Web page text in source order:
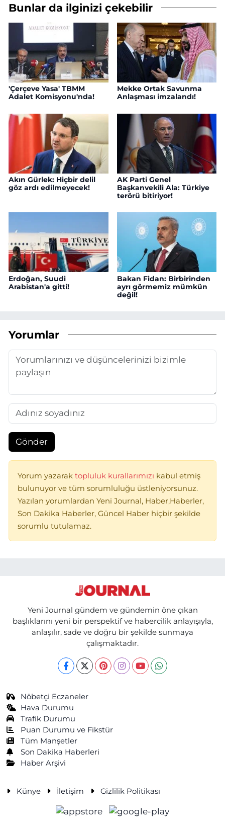
Bunlar da ilginizi çekebilir
'Çerçeve Yasa' TBMM
Adalet Komisyonu'nda!
Mekke Ortak Savunma
Anlaşması imzalandı!
Akın Gürlek: Hiçbir delil
göz ardı edilmeyecek!
AK Parti Genel
Başkanvekili Ala: Türkiye
terörü bitiriyor!
Erdoğan, Suudi
Arabistan'a gitti!
Bakan Fidan: Birbirinden
ayrı görmemiz mümkün
değil!
Yorumlar
Gönder
Yorum yazarak topluluk kurallarımızı kabul etmiş
bulunuyor ve tüm sorumluluğu üstleniyorsunuz.
Yazılan yorumlardan Yeni Journal, Haber,Haberler,
Son Dakika Haberler, Güncel Haber hiçbir şekilde
sorumlu tutulamaz.
Yeni Journal gündem ve gündemin öne çıkan
başlıklarını yeni bir perspektif ve habercilik anlayışıyla,
anlaşılır, sade ve doğru bir şekilde sunmaya
çalışmaktadır.
Nöbetçi Eczaneler
Hava Durumu
Trafik Durumu
Puan Durumu ve Fikstür
Tüm Manşetler
Son Dakika Haberleri
Haber Arşivi
Künye İletişim Gizlilik Politikası